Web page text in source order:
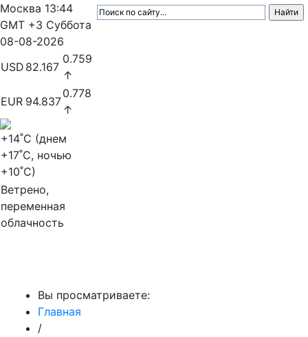
Москва 13:44
GMT +3 Суббота
08-08-2026
USD 82.167
0.759
↑
EUR 94.837
0.778
↑
+14˚C (днем
+17˚C, ночью
+10˚C)
Ветрено,
переменная
облачность
Вы просматриваете:
Главная
/